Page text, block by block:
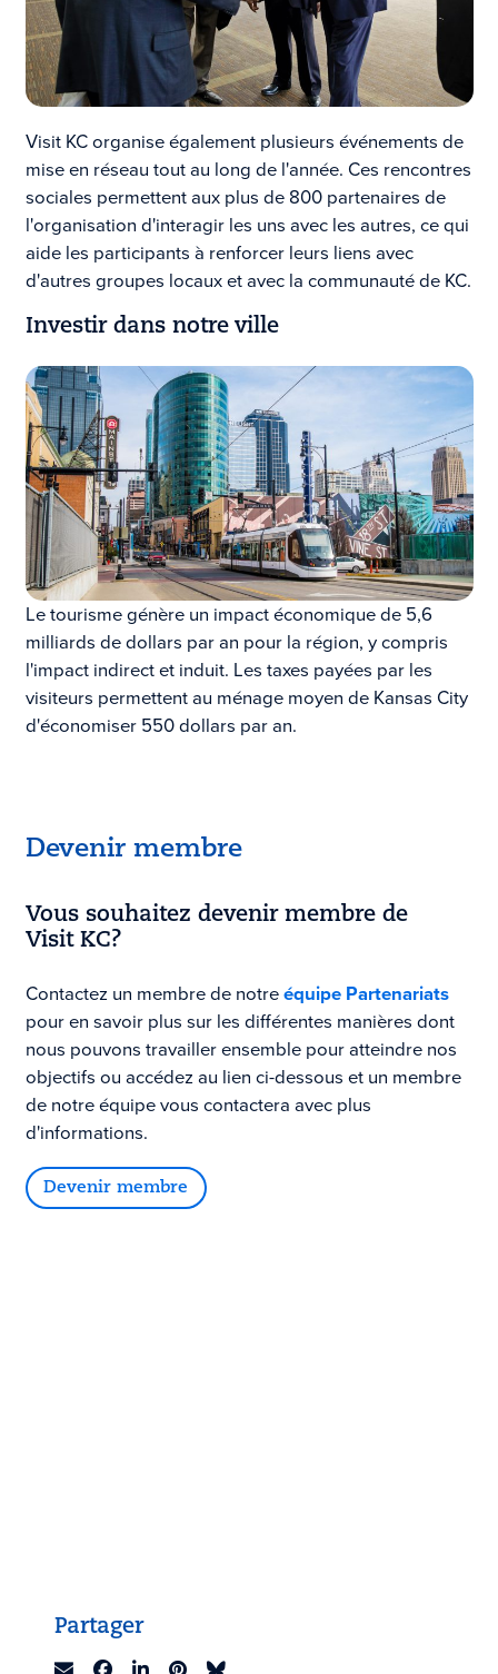
Visit KC organise également plusieurs événements de
mise en réseau tout au long de l'année. Ces rencontres
sociales permettent aux plus de 800 partenaires de
l'organisation d'interagir les uns avec les autres, ce qui
aide les participants à renforcer leurs liens avec
d'autres groupes locaux et avec la communauté de KC.
Investir dans notre ville
Le tourisme génère un impact économique de 5,6
milliards de dollars par an pour la région, y compris
l'impact indirect et induit. Les taxes payées par les
visiteurs permettent au ménage moyen de Kansas City
d'économiser 550 dollars par an.
Devenir membre
Vous souhaitez devenir membre de
Visit KC?
Contactez un membre de notreéquipe Partenariats
pour en savoir plus sur les différentes manières dont
nous pouvons travailler ensemble pour atteindre nos
objectifs ou accédez au lien ci-dessous et un membre
de notre équipe vous contactera avec plus
d'informations.
Devenir membre
Partager